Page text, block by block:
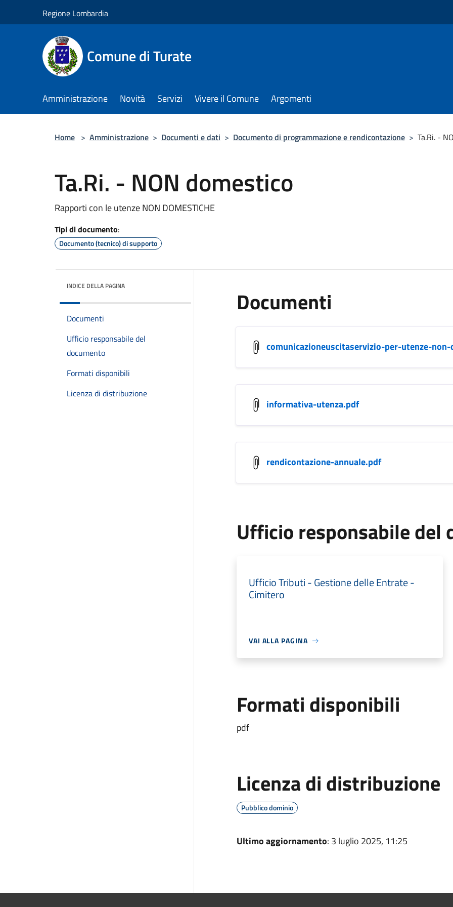
Regione Lombardia
Comune di Turate
Amministrazione Novità Servizi Vivere il Comune Argomenti
Home > Amministrazione > Documenti e dati > Documento di programmazione e rendicontazione > Ta.Ri. -
Ta.Ri. - NON domestico
Rapporti con le utenze NON DOMESTICHE
Tipi di documento:
Documento (tecnico) di supporto
INDICE DELLA PAGINA
Documenti
Ufficio responsabile del
documento
Formati disponibili
Licenza di distribuzione
Documenti
comunicazioneuscitaservizio-per-utenze-
informativa-utenza.pdf
rendicontazione-annuale.pdf
Ufficio responsabile del
Ufficio Tributi - Gestione delle Entrate -
Cimitero
VAI ALLA PAGINA
Formati disponibili
pdf
Licenza di distribuzione
Pubblico dominio
Ultimo aggiornamento: 3 luglio 2025, 11:25